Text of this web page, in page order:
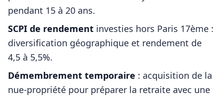
pendant 15 à 20 ans.
SCPI de rendement investies hors Paris 17ème :
diversification géographique et rendement de
4,5 à 5,5%.
Démembrement temporaire : acquisition de la
nue-propriété pour préparer la retraite avec une